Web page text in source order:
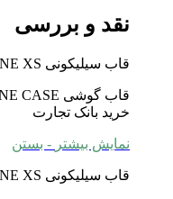
نقد و بررسی
قاب سیلیکونی IPHONE XS
خرید بانک تجارت
نمایش بیشتر - بستن
قاب سیلیکونی IPHONE XS